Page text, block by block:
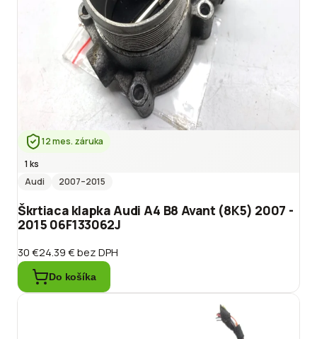
12 mes. záruka
1 ks
Audi
2007–2015
Škrtiaca klapka Audi A4 B8 Avant (8K5) 2007 -
2015 06F133062J
30 €24.39 €bez DPH
Do košíka